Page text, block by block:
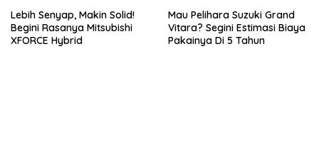
Lebih Senyap, Makin Solid!
Begini Rasanya Mitsubishi
XFORCE Hybrid
Mau Pelihara Suzuki Grand
Vitara? Segini Estimasi Biaya
Pakainya Di 5 Tahun